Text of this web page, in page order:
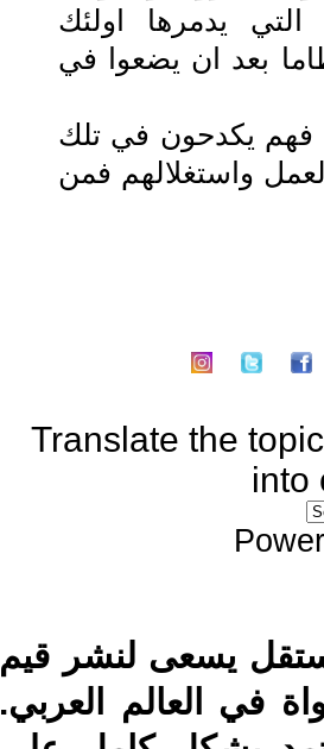
التي يدمرها اولئك
بعد ان يضعوا في
فهم يكدحون في تلك
واستغلالهم فمن
Translate the topic
into
يسعى لنشر قيم
في العالم العربي.